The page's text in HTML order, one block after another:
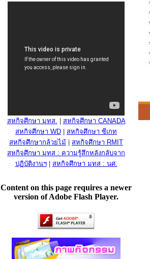
สหกิจศึกษา มทส.
สหกิจศึกษา CANADA
สหกิจศึกษา WD
สหกิจศึกษา ซีเกท
สหกิจศึกษากล้วยไม้
สหกิจศึกษา RMIT
สหกิจศึกษา มทส : ความรู้สึกหลังกลับจาก
ปฏิบัติงานฯ| สหกิจศึกษา มทส : นศ.
Content on this page requires a newer
version of Adobe Flash Player.